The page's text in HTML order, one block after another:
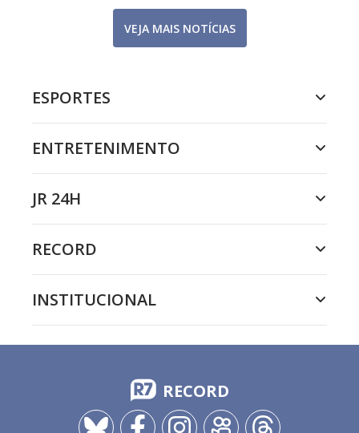
VEJA MAIS NOTÍCIAS
ESPORTES
ENTRETENIMENTO
JR 24H
RECORD
INSTITUCIONAL
RECORD